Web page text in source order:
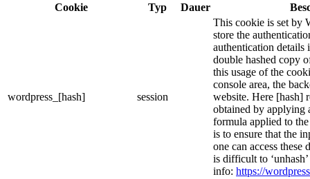
Cookie
Typ Dauer
wordpress_[hash] session
This cookie is set by
store the
authentication details
double hashed copy
this usage of the
console area, the
website. Here [hash]
obtained by applying
formula applied to
is to ensure that the
one can access these
is difficult to
info: https://